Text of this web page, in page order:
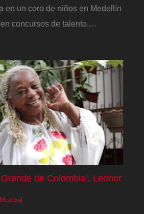
en un coro de niños en Medellín
concursos de talento.…
de Colombia’, Leonor
Musical